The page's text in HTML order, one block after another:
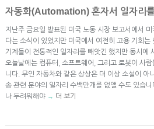
자동화(Automation) 혼자서 일자리
지난주 금요일 발표된 미국 노동 시장 보고서에서
다는 소식이 있었지만 미국에서 여전히 고용 기회
기계들이 전통적인 일자리를 빼앗긴 했지만 동시에
오늘날에는 컴퓨터, 소프트웨어, 그리고 로봇이 사
니다. 무인 자동차와 같은 상상은 더 이상 소설이 아
송 관련 분야의 일자리 수백만개를 없앨 수도 있습
나 두려워해야 → 더 보기